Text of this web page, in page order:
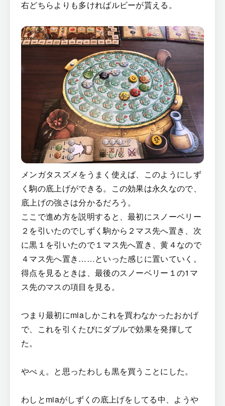
右どちらよりも多ければルビーが貰える。
メンガタスズメをうまく使えば、このようにしず
く駒の底上げができる。この効果は永久なので、
底上げの強さは分かるだろう。
ここで進め方を説明すると、最初にスノーベリー
２を引いたのでしずく駒から２マス先へ置き、次
に黒１を引いたので１マス先へ置き、黄４なので
４マス先へ置き……といった感じに置いていく。
得点を見るときは、最後のスノーベリー１の1マ
ス先のマスの項目を見る。
つまり最初にmiaしかこれを買わなかったおかげ
で、これを引くたびにダブルで効果を発揮して
た。
やべぇ。と思ったわしも黒を買うことにした。
わしとmiaがしずくの底上げをしてる中、ようや